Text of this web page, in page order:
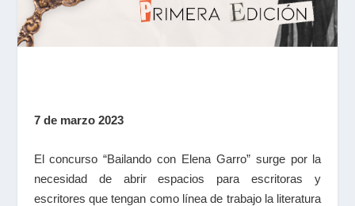
7 de marzo 2023
El concurso “Bailando con Elena Garro” surge por la
necesidad de abrir espacios para escritoras y
escritores que tengan como línea de trabajo la literatura